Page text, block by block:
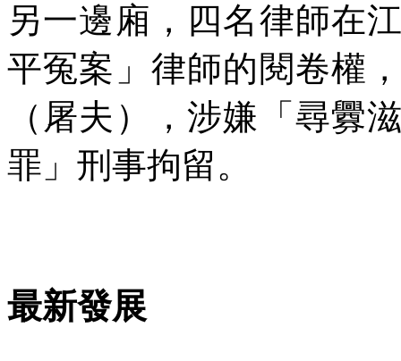
另一邊廂，四名律師在
平冤案」律師的閱卷權
（屠夫），涉嫌「尋釁
罪」刑事拘留。
最新發展